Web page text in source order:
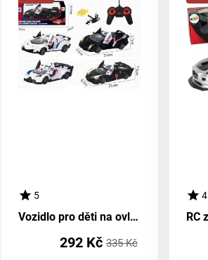
5
Vozidlo pro děti na ovládání na dálku 21 cm - bílé barvy
292 Kč 335 Kč